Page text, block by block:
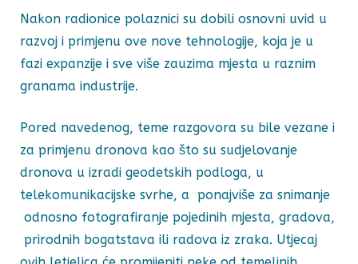
Nakon radionice polaznici su dobili osnovni uvid u
razvoj i primjenu ove nove tehnologije, koja je u
fazi expanzije i sve više zauzima mjesta u raznim
granama industrije.
Pored navedenog, teme razgovora su bile vezane i
za primjenu dronova kao što su sudjelovanje
dronova u izradi geodetskih podloga, u
telekomunikacijske svrhe, a ponajviše za snimanje
odnosno fotografiranje pojedinih mjesta, gradova,
prirodnih bogatstava ili radova iz zraka. Utjecaj